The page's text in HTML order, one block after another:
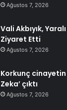
Ağustos 7, 2026
Vali Akbıyık,
Ziyaret Etti
Ağustos 7, 2026
Korkunç cinayetin
Zeka’ çıktı
Ağustos 7, 2026